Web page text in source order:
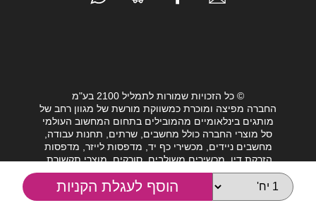
© כל הזכויות שמורות לתמליל 2100 בע"מ
החברה מפיצה ומוכרת כמשווקת מורשת של מגוון רחב של
מותגים בינלאומיים מהמובילים בתחום המחשוב העולמי
סל מוצרי החברה כולל מחשבים, שרתים, תחנות עבודה,
מחשבים ניידים, מכשירי כף יד, מדפסות לייזר, מדפסות
הזרקת דיו, מכשירים משולבים, סורקים, מוצרי תקשורת,
חלקי מחשב, כונני גיבוי וציוד נלווה מגוון לעולם המחשבים.